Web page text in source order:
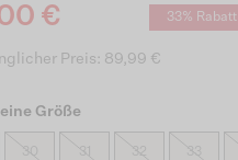
€
33% Rabatt
Preis: 89,99 €
Größe
30 31 32 33